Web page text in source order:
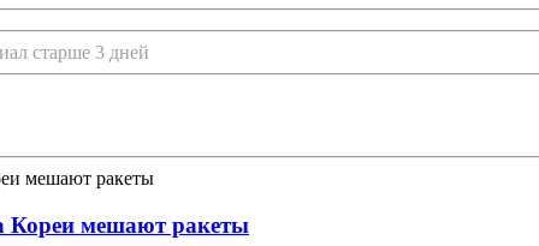
старше 3 дней
мешают ракеты